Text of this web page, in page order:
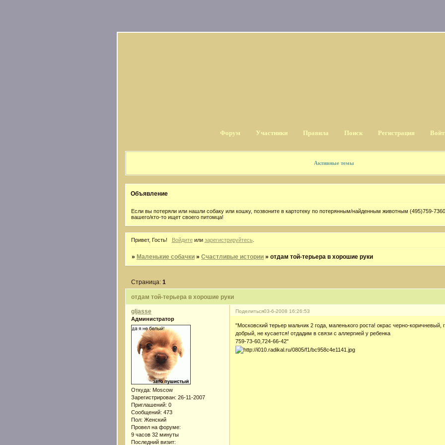
Форум Участники Правила Поиск Регистрация
Активные темы
Объявление
Если вы потеряли или нашли собаку или кошку, позвоните в картотеку по потерянным/найденным животным (495)759-
вашего/кто-то ищет своего питомца!
Привет, Гость! Войдитеили зарегистрируйтесь
» Маленькие собачки »Счастливые истории »отдам той-терьера в хорошие руки
отдам той-терьера в хорошие руки
Страница:1
Поделиться03-6-2008 16:26:53
gljasse
Администратор
Откуда: Moscow
Зарегистрирован: 26-11-2007
Приглашений: 0
Сообщений: 473
Пол: Женский
Провел на форуме:
9 часов 32 минуты
Последний визит:
"Московский терьер мальчик 2 года, маленького роста! окрас черно-
добрый, не кусается! отдадим в связи с аллергией у ребенка
759-73-60,724-66-42"